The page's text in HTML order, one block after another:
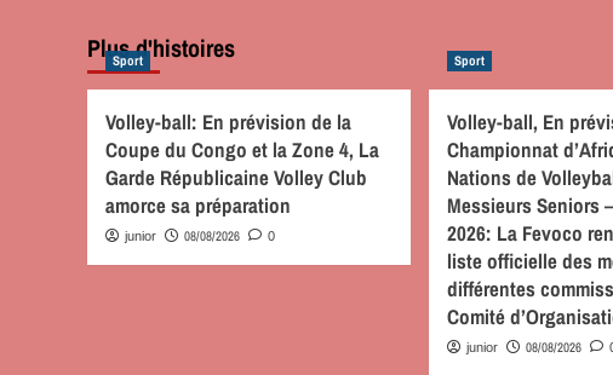
Plus d'histoires
Sport
Volley-ball: En prévision de la
Coupe du Congo et la Zone 4, La
Garde Républicaine Volley Club
amorce sa préparation
junior 08/08/2026 0
Sport
Volley-ball, En
Championnat
Nations de
Messieurs Seniors
2026: La Fevoco
liste officielle des
différentes
Comité
junior 08/08/2026